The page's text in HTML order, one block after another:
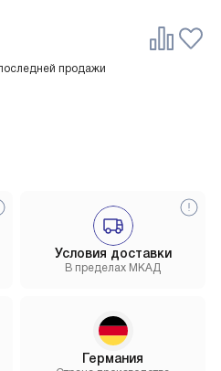
продажи
Условия доставки
В пределах МКАД
Германия